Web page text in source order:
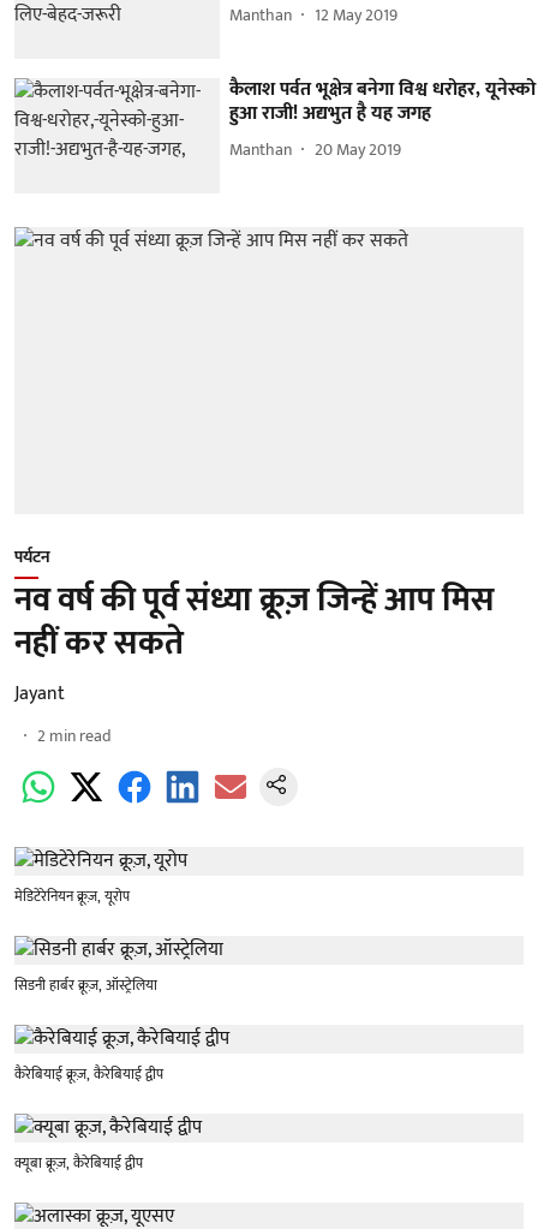
Manthan 12 May 2019
कैलाश पर्वत भूक्षेत्र बनेगा विश्व धरोहर, यूनेस्को
हुआ राजी! अद्यभुत है यह जगह
Manthan 20 May 2019
पर्यटन
नव वर्ष की पूर्व संध्या क्रूज़ जिन्हें आप मिस
नहीं कर सकते
Jayant
2min read
मेडिटेरेनियन क्रूज़, यूरोप
सिडनी हार्बर क्रूज़, ऑस्ट्रेलिया
कैरेबियाई क्रूज़, कैरेबियाई द्वीप
क्यूबा क्रूज़, कैरेबियाई द्वीप